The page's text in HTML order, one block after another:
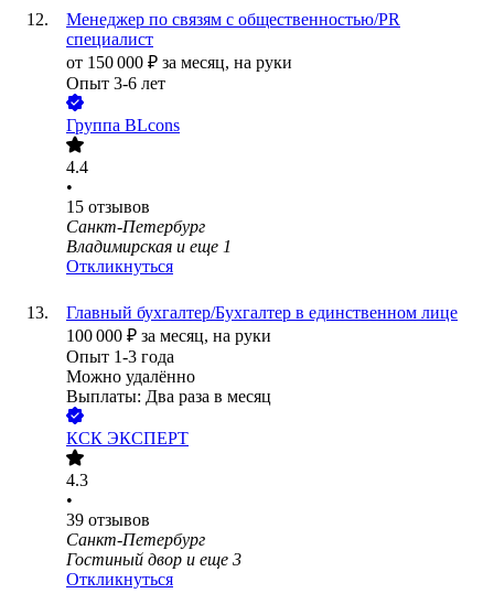
Менеджер по связям с общественностью/PR
специалист
от 150 000 ₽ за месяц, на руки
Опыт 3-6 лет
Группа BLcons
4.4
•
15 отзывов
Санкт-Петербург
Владимирская и еще 1
Откликнуться
Главный бухгалтер/Бухгалтер в единственном лице
100 000 ₽ за месяц, на руки
Опыт 1-3 года
Можно удалённо
Выплаты: Два раза в месяц
КСК ЭКСПЕРТ
4.3
•
39 отзывов
Санкт-Петербург
Гостиный двор и еще 3
Откликнуться